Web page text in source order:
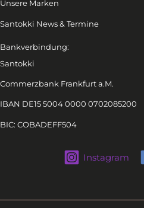
Unsere Marken
Santokki News & Termine
Bankverbindung:
Santokki
Commerzbank Frankfurt a.M.
IBAN DE15 5004 0000 0702085200
BIC: COBADEFF504
Instagram